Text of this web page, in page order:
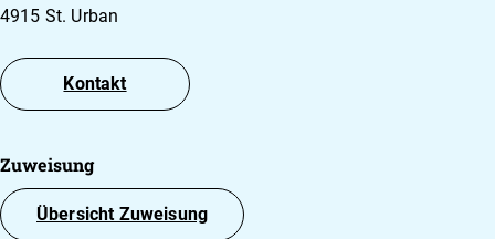
4915 St. Urban
Kontakt
Zuweisung
Übersicht Zuweisung